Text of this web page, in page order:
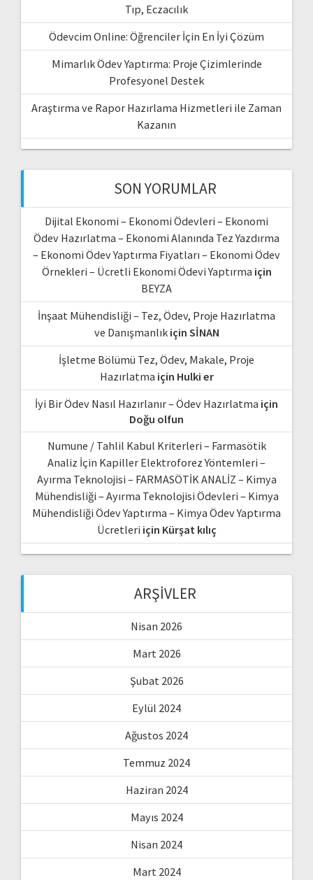
Tıp, Eczacılık
Ödevcim Online: Öğrenciler İçin En İyi Çözüm
Mimarlık Ödev Yaptırma: Proje Çizimlerinde
Profesyonel Destek
Araştırma ve Rapor Hazırlama Hizmetleri ile Zaman
Kazanın
SON YORUMLAR
Dijital Ekonomi – Ekonomi Ödevleri – Ekonomi
Ödev Hazırlatma – Ekonomi Alanında Tez Yazdırma
– Ekonomi Ödev Yaptırma Fiyatları – Ekonomi Ödev
Örnekleri – Ücretli Ekonomi Ödevi Yaptırma için
BEYZA
İnşaat Mühendisliği – Tez, Ödev, Proje Hazırlatma
ve Danışmanlıkiçin SİNAN
İşletme Bölümü Tez, Ödev, Makale, Proje
Hazırlatma için Hulki er
İyi Bir Ödev Nasıl Hazırlanır – Ödev Hazırlatma için
Doğu olfun
Numune / Tahlil Kabul Kriterleri – Farmasötik
Analiz İçin Kapiller Elektroforez Yöntemleri –
Ayırma Teknolojisi – FARMASÖTİK ANALİZ – Kimya
Mühendisliği – Ayırma Teknolojisi Ödevleri – Kimya
Mühendisliği Ödev Yaptırma – Kimya Ödev Yaptırma
Ücretleri için Kürşat kılıç
ARŞIVLER
Nisan 2026
Mart 2026
Şubat 2026
Eylül 2024
Ağustos 2024
Temmuz 2024
Haziran 2024
Mayıs 2024
Nisan 2024
Mart 2024